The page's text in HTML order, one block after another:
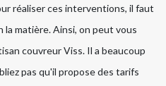
réaliser ces interventions, il faut
matière. Ainsi, on peut vous
couvreur Viss. Il a beaucoup
pas qu'il propose des tarifs